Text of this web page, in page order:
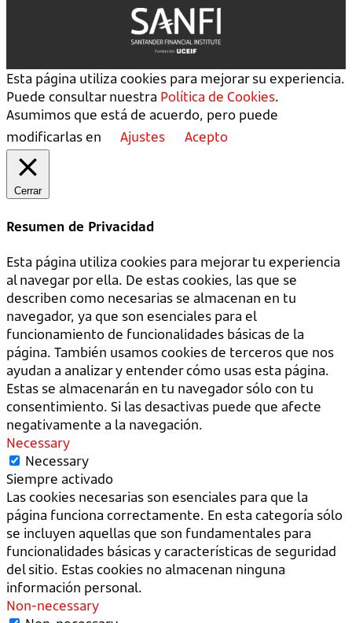
Esta página utiliza cookies para mejorar su experiencia.
Puede consultar nuestra Política de Cookies.
Asumimos que está de acuerdo, pero puede
modificarlas en
Ajustes Acepto
Cerrar
Resumen de Privacidad
Esta página utiliza cookies para mejorar tu experiencia
al navegar por ella. De estas cookies, las que se
describen como necesarias se almacenan en tu
navegador, ya que son esenciales para el
funcionamiento de funcionalidades básicas de la
página. También usamos cookies de terceros que nos
ayudan a analizar y entender cómo usas esta página.
Estas se almacenarán en tu navegador sólo con tu
consentimiento. Si las desactivas puede que afecte
negativamente a la navegación.
Necessary
Necessary
Siempre activado
Las cookies necesarias son esenciales para que la
página funciona correctamente. En esta categoría sólo
se incluyen aquellas que son fundamentales para
funcionalidades básicas y características de seguridad
del sitio. Estas cookies no almacenan ninguna
información personal.
Non-necessary